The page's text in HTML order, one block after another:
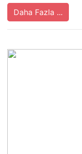
Daha Fazla ...